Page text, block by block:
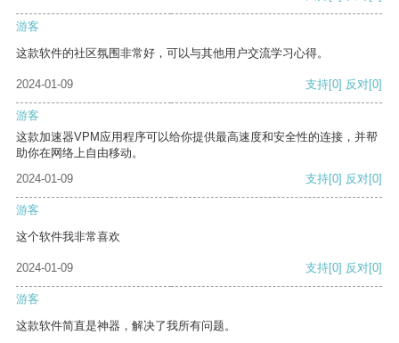
游客
这款软件的社区氛围非常好，可以与其他用户交流学习心得。
2024-01-09 支持[0] 反对[0]
游客
这款加速器VPM应用程序可以给你提供最高速度和安全性的连接，并帮
助你在网络上自由移动。
2024-01-09
支持[0] 反对[0]
游客
这个软件我非常喜欢
2024-01-09 支持[0] 反对[0]
游客
这款软件简直是神器，解决了我所有问题。